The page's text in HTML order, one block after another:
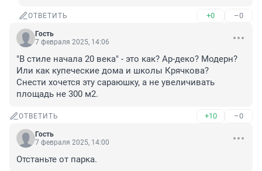
ОТВЕТИТЬ +0 –0
Гость
7 февраля 2025, 14:06
"В стиле начала 20 века" - это как? Ар-деко? Модерн?
Или как купеческие дома и школы Крячкова?
Снести хочется эту сараюшку, а не увеличивать
площадь не 300 м2.
ОТВЕТИТЬ +10 –0
Гость
7 февраля 2025, 14:00
Отстаньте от парка.